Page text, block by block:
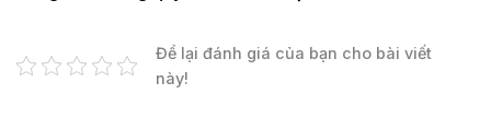
Để lại đánh giá của bạn cho bài viết
này!